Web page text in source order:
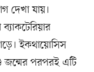
দেখা যায়।
ইকথায়োসিস
জন্মের পরপরই এটি